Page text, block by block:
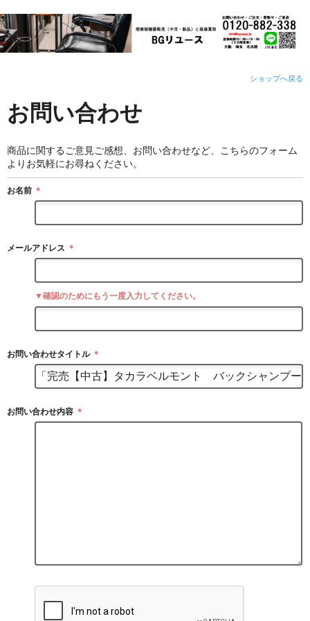
ショップへ戻る
お問い合わせ
商品に関するご意見ご感想、お問い合わせなど、こちらのフォーム
よりお気軽にお尋ねください。
お名前 ＊
メールアドレス ＊
▼確認のためにもう一度入力してください。
お問い合わせタイトル ＊
お問い合わせ内容 ＊